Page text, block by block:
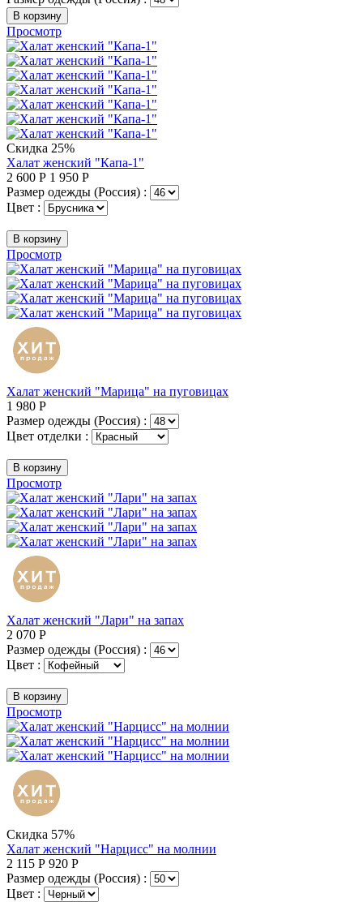
В корзину
Просмотр
Скидка 25%
Халат женский "Капа-1"
2 600 Р 1 950 Р
Размер одежды (Россия) :
Цвет :
В корзину
Просмотр
Халат женский "Марица" на пуговицах
1 980 Р
Размер одежды (Россия) :
Цвет отделки :
В корзину
Просмотр
Халат женский "Лари" на запах
2 070 Р
Размер одежды (Россия) :
Цвет :
В корзину
Просмотр
Скидка 57%
Халат женский "Нарцисс" на молнии
2 115 Р 920 Р
Размер одежды (Россия) :
Цвет :